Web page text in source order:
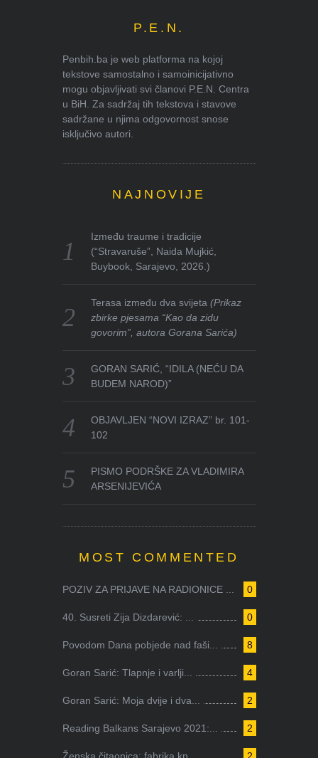
P.E.N.
Penbih.ba je web platforma na kojoj
tekstove samostalno i samoinicijativno
mogu objavljivati svi članovi P.E.N. Centra
u BiH. Za sadržaj tih tekstova i stavove
sadržane u njima odgovornost snose
isključivo autori.
NAJNOVIJE
Između traume i tradicije
(“Stravaruše”, Naida Mujkić,
Buybook, Sarajevo, 2026.)
Terasa između dva svijeta(Prikaz
zbirke pjesama “Kao da zidu
govorim”, autora Gorana Sarića)
GORAN SARIĆ, “IDILA (NEĆU DA
BUDEM NAROD)”
OBJAVLJEN “NOVI IZRAZ” br. 101-
102
PISMO PODRŠKE ZA VLADIMIRA
ARSENIJEVIĆA
MOST COMMENTED
0
POZIV ZA PRIJAVE NA RADIONICE ...
0
40. Susreti Zija Dizdarević: ...
8
Povodom Dana pobjede nad faši...
4
Goran Sarić: Tlapnje i varlji...
2
Goran Sarić: Moja dvije i dva...
2
Reading Balkans Sarajevo 2021:...
2
Ženska čitaonica: fabrika kn...